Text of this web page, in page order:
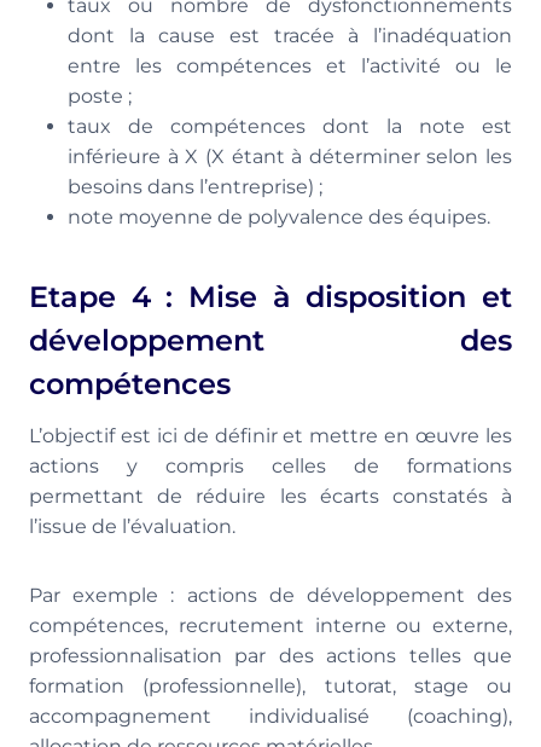
taux ou nombre de dysfonctionnements
dont la cause est tracée à l’inadéquation
entre les compétences et l’activité ou le
poste ;
taux de compétences dont la note est
inférieure à X (X étant à déterminer selon les
besoins dans l’entreprise) ;
note moyenne de polyvalence des équipes.
Etape 4 : Mise à disposition et
développement des
compétences
L’objectif est ici de définir et mettre en œuvre les
actions y compris celles de formations
permettant de réduire les écarts constatés à
l’issue de l’évaluation.
Par exemple : actions de développement des
compétences, recrutement interne ou externe,
professionnalisation par des actions telles que
formation (professionnelle), tutorat, stage ou
accompagnement individualisé (coaching),